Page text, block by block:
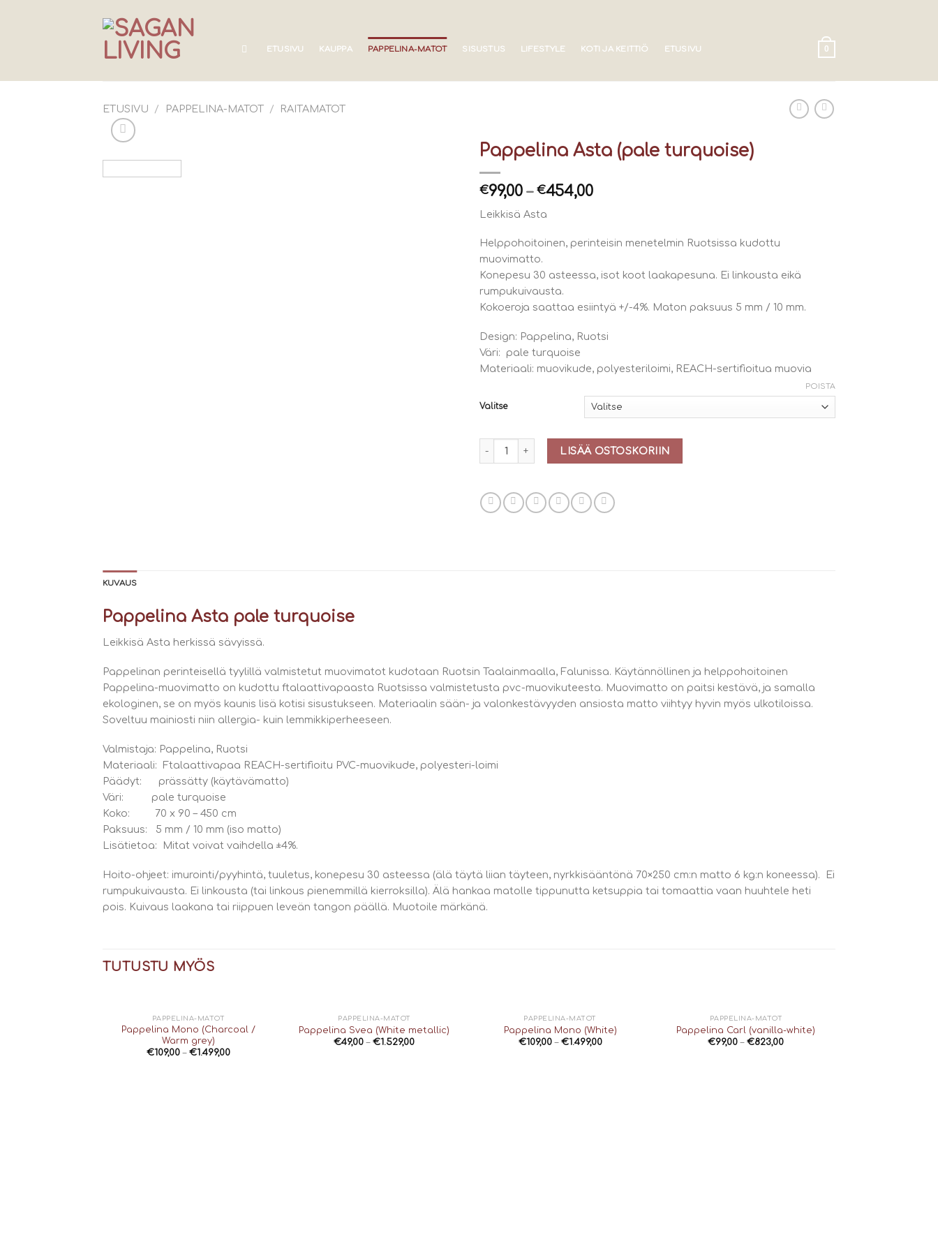
ETUSIVU KAUPPA PAPPELINA-MATOT SISUSTUS LIFESTYLE KOTI JA KEITTIÖ ETUSIVU 0
ETUSIVU / PAPPELINA-MATOT / RAITAMATOT
Pappelina Asta (pale turquoise)
€99,00 – €454,00
Leikkisä Asta
Helppohoitoinen, perinteisin menetelmin Ruotsissa kudottu
muovimatto.
Konepesu 30 asteessa, isot koot laakapesuna. Ei linkousta eikä
rumpukuivausta.
Kokoeroja saattaa esiintyä +/-4%. Maton paksuus 5 mm / 10 mm.
Design: Pappelina, Ruotsi
Väri: pale turquoise
Materiaali: muovikude, polyesteriloimi, REACH-sertifioitua muovia
Valitse
POISTA
Pappelina Asta (pale turquoise) määrä
LISÄÄ OSTOSKORIIN
KUVAUS
Pappelina Asta pale turquoise
Leikkisä Asta herkissä sävyissä.
Pappelinan perinteisellä tyylillä valmistetut muovimatot kudotaan Ruotsin Taalainmaalla, Falunissa. Käytännöllinen ja helppohoitoinen
Pappelina-muovimatto on kudottu ftalaattivapaasta Ruotsissa valmistetusta pvc-muovikuteesta. Muovimatto on paitsi kestävä, ja samalla
ekologinen, se on myös kaunis lisä kotisi sisustukseen. Materiaalin sään- ja valonkestävyyden ansiosta matto viihtyy hyvin myös ulkotiloissa.
Soveltuu mainiosti niin allergia- kuin lemmikkiperheeseen.
Valmistaja: Pappelina, Ruotsi
Materiaali: Ftalaattivapaa REACH-sertifioitu PVC-muovikude, polyesteri-loimi
Päädyt: prässätty (käytävämatto)
Väri: pale turquoise
Koko: 70 x 90 – 450 cm
Paksuus: 5 mm / 10 mm (iso matto)
Lisätietoa: Mitat voivat vaihdella ±4%.
Hoito-ohjeet: imurointi/pyyhintä, tuuletus, konepesu 30 asteessa (älä täytä liian täyteen, nyrkkisääntönä 70×250 cm:n matto 6 kg:n koneessa). Ei
rumpukuivausta. Ei linkousta (tai linkous pienemmillä kierroksilla). Älä hankaa matolle tippunutta ketsuppia tai tomaattia vaan huuhtele heti
pois. Kuivaus laakana tai riippuen leveän tangon päällä. Muotoile märkänä.
TUTUSTU MYÖS
PAPPELINA-MATOT
Pappelina Mono (Charcoal /
Warm grey)
€109,00 –€1.499,00
PAPPELINA-MATOT
Pappelina Svea (White metallic)
€49,00 –€1.529,00
PAPPELINA-MATOT
Pappelina Mono (White)
€109,00– €1.499,00
PAPPELINA-MATOT
Pappelina Carl (vanilla-white)
€99,00 –€823,00